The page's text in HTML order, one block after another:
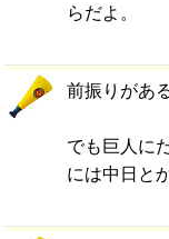
らだよ。
前振りがあ
でも巨人に
には中日と